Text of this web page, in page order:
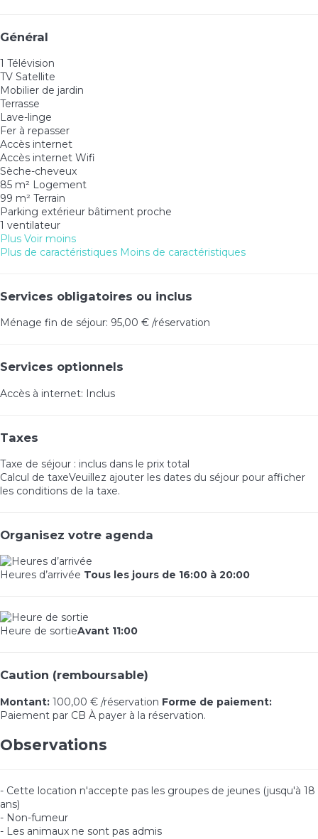
Général
1 Télévision
TV Satellite
Mobilier de jardin
Terrasse
Lave-linge
Fer à repasser
Accès internet
Accès internet Wifi
Sèche-cheveux
85 m² Logement
99 m² Terrain
Parking extérieur bâtiment proche
1 ventilateur
Plus Voir moins
Plus de caractéristiques Moins de caractéristiques
Services obligatoires ou inclus
Ménage fin de séjour: 95,00 € /réservation
Services optionnels
Accès à internet: Inclus
Taxes
Taxe de séjour : inclus dans le prix total
Calcul de taxeVeuillez ajouter les dates du séjour pour afficher
les conditions de la taxe.
Organisez votre agenda
Heures d’arrivée Tous les jours de 16:00 à 20:00
Heure de sortieAvant 11:00
Caution (remboursable)
Montant: 100,00 € /réservation Forme de paiement:
Paiement par CB À payer à la réservation.
Observations
- Cette location n'accepte pas les groupes de jeunes (jusqu'à 18
ans)
- Non-fumeur
- Les animaux ne sont pas admis